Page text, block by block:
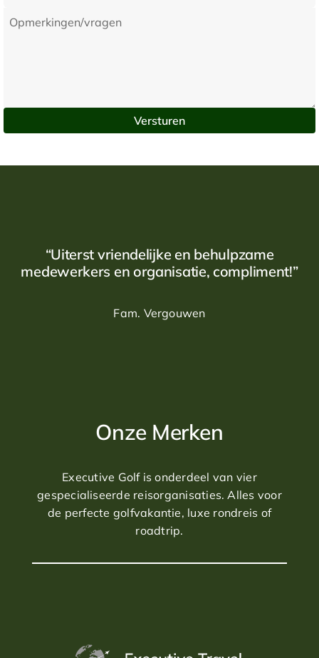
“Uiterst vriendelijke en behulpzame
medewerkers en organisatie, compliment!”
Fam. Vergouwen
Onze Merken
Executive Golf is onderdeel van vier
gespecialiseerde reisorganisaties. Alles voor
de perfecte golfvakantie, luxe rondreis of
roadtrip.